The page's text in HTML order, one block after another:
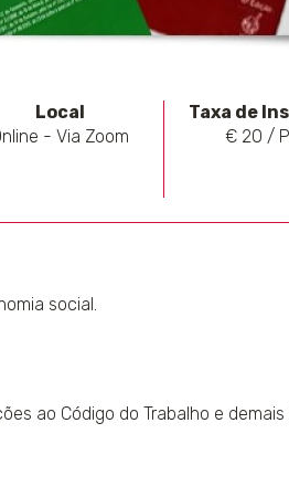
Local
- Via Zoom
Taxa de
€ 20 /
social.
ao Código do Trabalho e demais